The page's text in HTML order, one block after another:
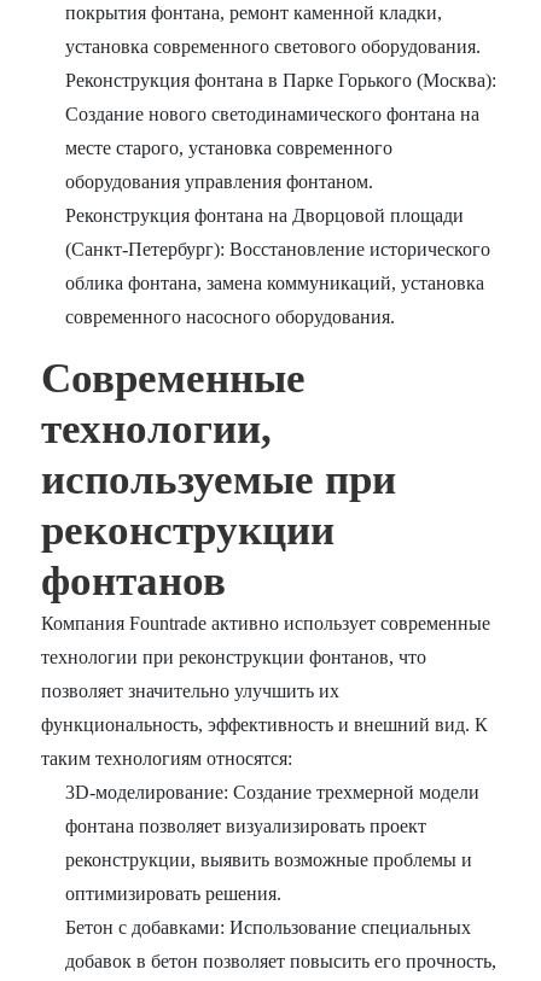
покрытия фонтана, ремонт каменной кладки,
установка современного светового оборудования.
Реконструкция фонтана в Парке Горького (Москва):
Создание нового светодинамического фонтана на
месте старого, установка современного
оборудования управления фонтаном.
Реконструкция фонтана на Дворцовой площади
(Санкт-Петербург): Восстановление исторического
облика фонтана, замена коммуникаций, установка
современного насосного оборудования.
Современные
технологии,
используемые при
реконструкции
фонтанов
Компания Fountrade активно использует современные
технологии при реконструкции фонтанов, что
позволяет значительно улучшить их
функциональность, эффективность и внешний вид. К
таким технологиям относятся:
3D-моделирование: Создание трехмерной модели
фонтана позволяет визуализировать проект
реконструкции, выявить возможные проблемы и
оптимизировать решения.
Бетон с добавками: Использование специальных
добавок в бетон позволяет повысить его прочность,